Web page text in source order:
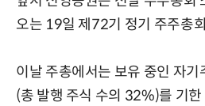
오는 19일 제72기 정기 주주총
이날 주총에서는 보유 중인 자
(총 발행 주식 수의 32%)를 기한